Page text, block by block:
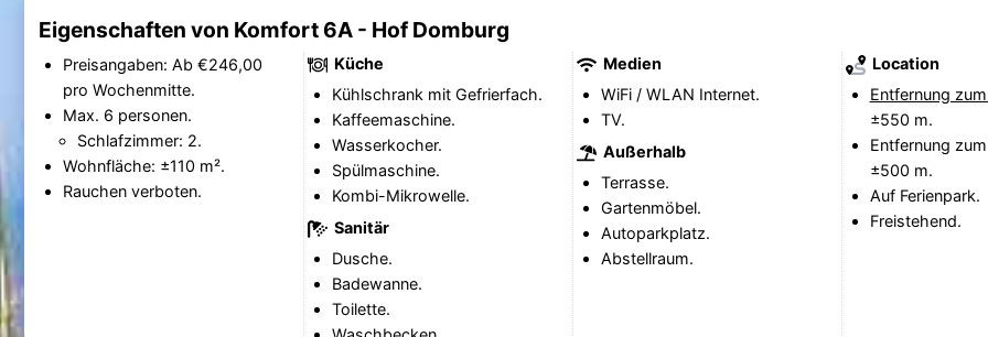
Eigenschaften von Komfort 6A - Hof Domburg
Preisangaben: Ab €246,00
pro Wochenmitte.
Max. 6 personen.
Schlafzimmer: 2.
Wohnfläche: ±110 m².
Rauchen verboten.
Küche
Kühlschrank mit Gefrierfach.
Kaffeemaschine.
Wasserkocher.
Spülmaschine.
Kombi-Mikrowelle.
Sanitär
Dusche.
Badewanne.
Toilette.
Medien
WiFi / WLAN Internet.
TV.
Außerhalb
Terrasse.
Gartenmöbel.
Autoparkplatz.
Abstellraum.
Location
Entfernung
±550 m.
Entfernung
±500 m.
Auf Ferienpark.
Freistehend.